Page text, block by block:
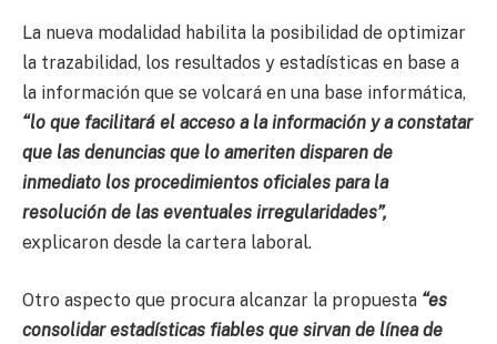
La nueva modalidad habilita la posibilidad de optimizar
la trazabilidad, los resultados y estadísticas en base a
la información que se volcará en una base informática,
“lo que facilitará el acceso a la información y a constatar
que las denuncias que lo ameriten disparen de
inmediato los procedimientos oficiales para la
resolución de las eventuales irregularidades”,
explicaron desde la cartera laboral.
Otro aspecto que procura alcanzar la propuesta “es
consolidar estadísticas fiables que sirvan de línea de